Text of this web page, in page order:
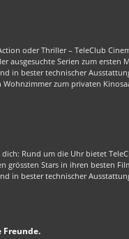
oder Thriller – TeleClub
ausgesuchte Serien zum ersten
in bester technischer
zum privaten
Rund um die Uhr bietet
grössten Stars in ihren besten
in bester technischer
Freunde.